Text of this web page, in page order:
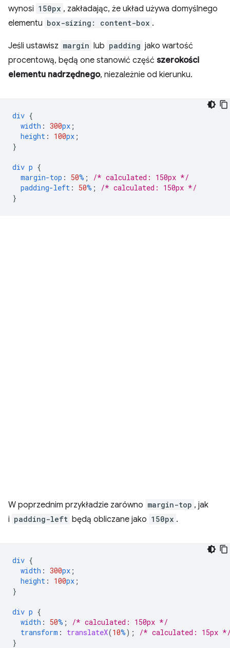
wynosi 150px , zakładając, że układ używa domyślnego
elementu box-sizing: content-box .
Jeśli ustawisz margin lub padding jako wartość
procentową, będą one stanowić część szerokości
elementu nadrzędnego, niezależnie od kierunku.
div {
width : 300px ;
height : 100px ;
}
div p {
margin-top : 50% ;
/* calculated: 150px */
padding-left : 50% ;
/* calculated: 150px */
}
W poprzednim przykładzie zarówno margin-top , jak
i padding-left będą obliczane jako 150px .
div {
width : 300px ;
height : 100px ;
}
div p {
width : 50% ;
/* calculated: 150px */
transform : translateX(10%);
/* calculated: 15px
}